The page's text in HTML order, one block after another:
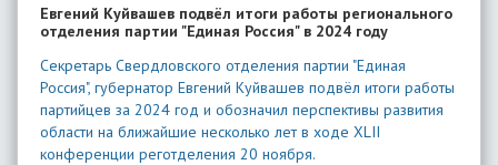
Евгений Куйвашев подвёл итоги работы регионального
отделения партии "Единая Россия" в 2024 году
Секретарь Свердловского отделения партии "Единая
Россия", губернатор Евгений Куйвашев подвёл итоги работы
партийцев за 2024 год и обозначил перспективы развития
области на ближайшие несколько лет в ходе XLII
конференции реготделения 20 ноября.